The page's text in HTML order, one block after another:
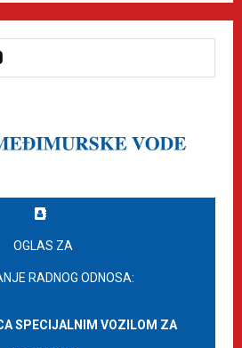
OGLAS ZA
RADNOG ODNOSA:
SPECIJALNIM VOZILOM ZA